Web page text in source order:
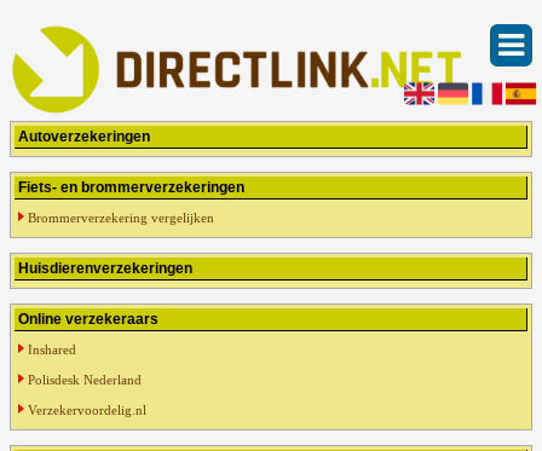
Autoverzekeringen
Fiets- en brommerverzekeringen
Brommerverzekering vergelijken
Huisdierenverzekeringen
Online verzekeraars
Inshared
Polisdesk Nederland
Verzekervoordelig.nl